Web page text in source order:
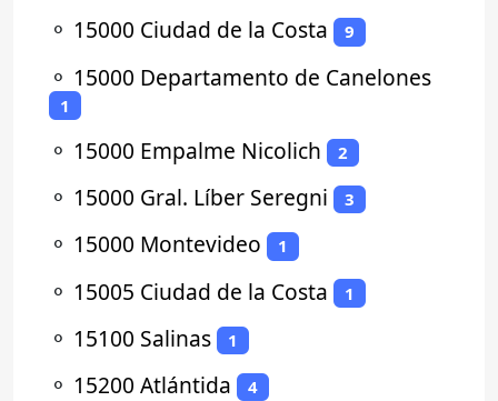
⚬ 15000 Ciudad de la Costa 9
⚬ 15000 Departamento de Canelones
1
⚬ 15000 Empalme Nicolich 2
⚬ 15000 Gral. Líber Seregni 3
⚬ 15000 Montevideo 1
⚬ 15005 Ciudad de la Costa 1
⚬ 15100 Salinas 1
⚬ 15200 Atlántida 4